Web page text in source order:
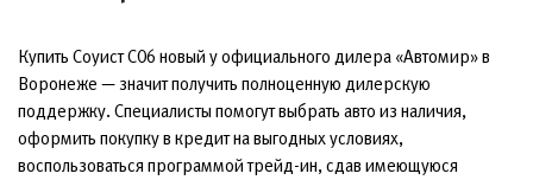
Купить Соуист С06 новый у официального дилера «Автомир» в
Воронеже — значит получить полноценную дилерскую
поддержку. Специалисты помогут выбрать авто из наличия,
оформить покупку в кредит на выгодных условиях,
воспользоваться программой трейд-ин, сдав имеющуюся